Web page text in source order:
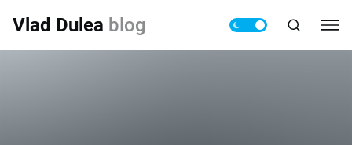
Vlad Dulea blog